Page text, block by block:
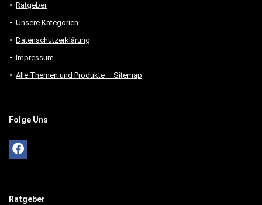
Ratgeber
Unsere Kategorien
Datenschutzerklärung
Impressum
Alle Themen und Produkte – Sitemap
Folge Uns
Ratgeber